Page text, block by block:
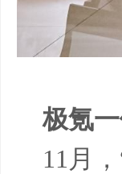
极氪
11月